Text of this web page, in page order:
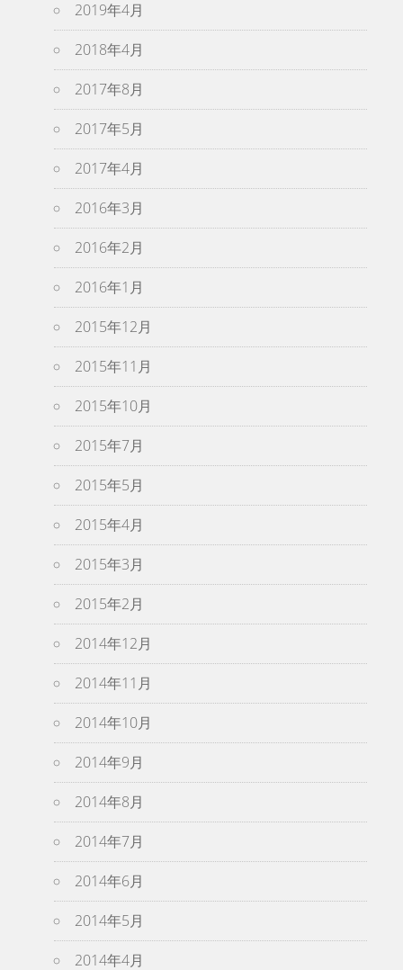
2019年4月
2018年4月
2017年8月
2017年5月
2017年4月
2016年3月
2016年2月
2016年1月
2015年12月
2015年11月
2015年10月
2015年7月
2015年5月
2015年4月
2015年3月
2015年2月
2014年12月
2014年11月
2014年10月
2014年9月
2014年8月
2014年7月
2014年6月
2014年5月
2014年4月